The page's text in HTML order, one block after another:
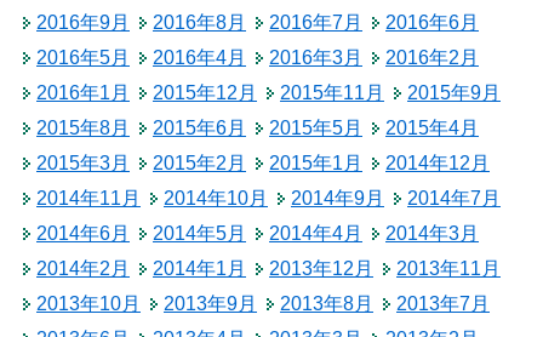
2016年9月
2016年8月 2016年7月
2016年6月
2016年5月
2016年4月 2016年3月
2016年2月
2016年1月
2015年12月 2015年11月
2015年9月
2015年8月
2015年6月 2015年5月
2015年4月
2015年3月
2015年2月 2015年1月
2014年12月
2014年11月
2014年10月 2014年9月
2014年7月
2014年6月
2014年5月 2014年4月
2014年3月
2014年2月
2014年1月 2013年12月
2013年11月
2013年10月
2013年9月 2013年8月
2013年7月